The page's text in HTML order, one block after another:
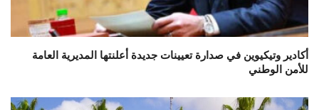
أكادير وتيكيوين في صدارة تعيينات جديدة أعلنتها المديرية العامة
للأمن الوطني